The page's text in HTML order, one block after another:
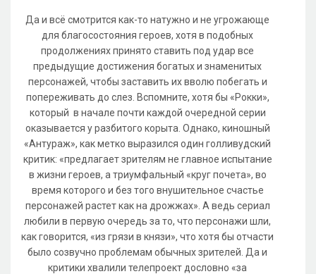
Да и всё смотрится как-то натужно и не угрожающе
для благосостояния героев, хотя в подобных
продолжениях принято ставить под удар все
предыдущие достижения богатых и знаменитых
персонажей, чтобы заставить их вволю побегать и
попереживать до слез. Вспомните, хотя бы «Рокки»,
который в начале почти каждой очередной серии
оказывается у разбитого корыта. Однако, киношный
«Антураж», как метко выразился один голливудский
критик: «предлагает зрителям не главное испытание
в жизни героев, а триумфальный «круг почета», во
время которого и без того внушительное счастье
персонажей растет как на дрожжах». А ведь сериал
любили в первую очередь за то, что персонажи шли,
как говорится, «из грязи в князи», что хотя бы отчасти
было созвучно проблемам обычных зрителей. Да и
критики хвалили телепроект дословно «за